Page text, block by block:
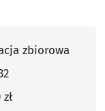
zbiorowa